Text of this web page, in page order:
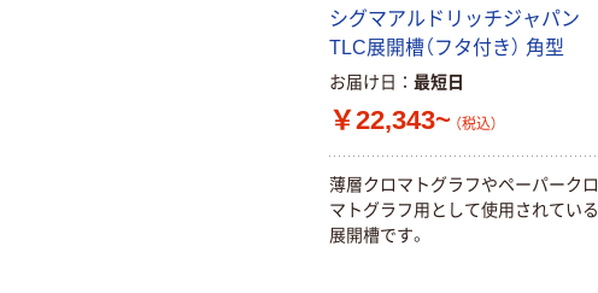
シグマアルドリッチジャパン
TLC展開槽（フタ付き） 角型
お届け日 最短日
￥22,343~ （税込）
薄層クロマトグラフやペーパークロ
マトグラフ用として使用されている
展開槽です。